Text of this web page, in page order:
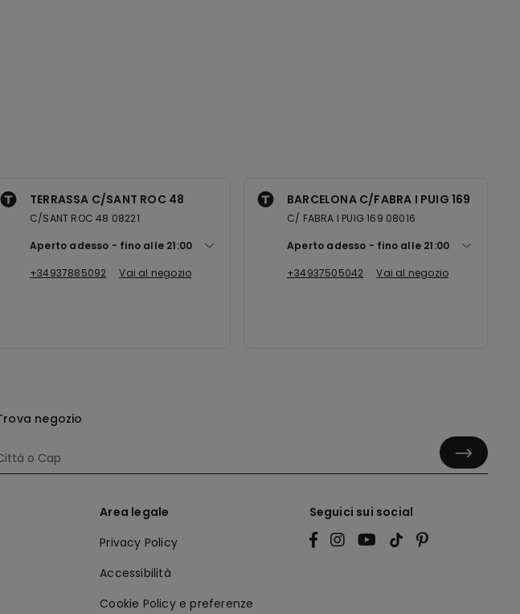
TERRASSA C/SANT ROC 48
C/SANT ROC 48 08221
Aperto adesso
fino alle 21:00
+34937885092
Vai al negozio
BARCELONA C/FABRA I PUIG 169
C/ FABRA I PUIG 169 08016
Aperto adesso
fino alle 21:00
+34937505042
Vai al negozio
negozio
Area legale
Privacy Policy
Accessibilità
Cookie Policy e preferenze
Seguici sui social